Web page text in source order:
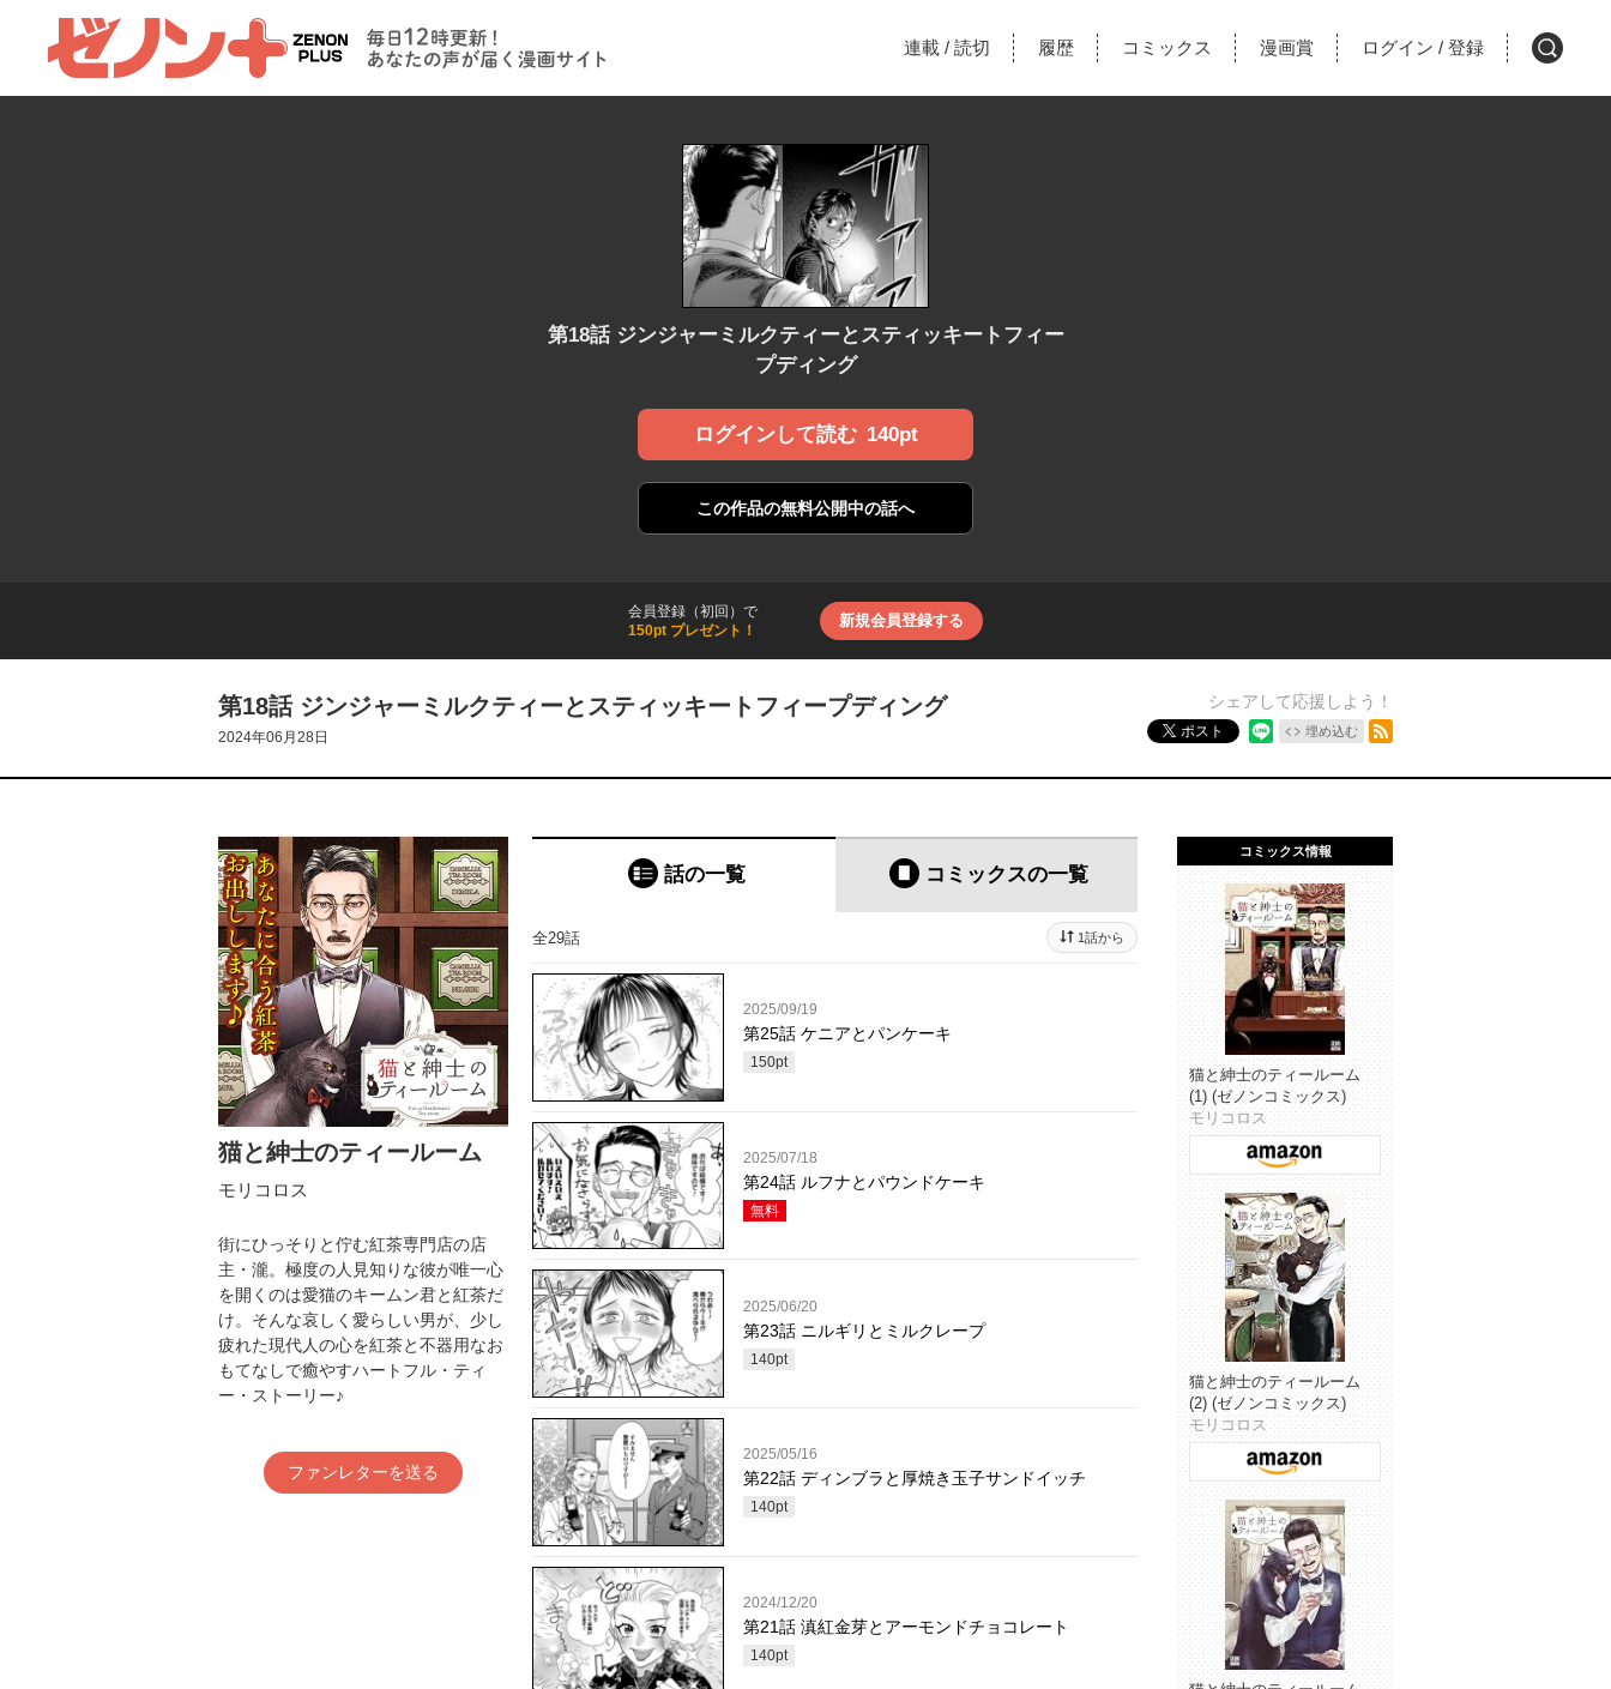
ゼノンプラス
毎日12時更新！あな
連載 / 読切 履歴 コミックス 漫画賞 ログイン / 登録 検
第18話 ジンジャーミルクティーとスティッキートフィー
プディング
ログインして読む 140pt
この作品の無料公開中の話へ
会員登録（初回）で
150pt プレゼント！
新規会員登録する
第18話 ジンジャーミルクティーとスティッキートフィープディング
2024年06月28日
シェアして応援しよう！
ポスト 埋め込む
猫と紳士のティールーム
モリコロス
街にひっそりと佇む紅茶専門店の店
主・瀧。極度の人見知りな彼が唯一心
を開くのは愛猫のキームン君と紅茶だ
け。そんな哀しく愛らしい男が、少し
疲れた現代人の心を紅茶と不器用なお
もてなしで癒やすハートフル・ティ
ー・ストーリー♪
ファンレターを送る
話の一覧 コミックスの一覧
全29話 1話から
2025/09/19
第25話 ケニアとパンケーキ
150pt
2025/07/18
第24話 ルフナとパウンドケーキ
無料
2025/06/20
第23話 ニルギリとミルクレープ
140pt
2025/05/16
第22話 ディンブラと厚焼き玉子サンドイッチ
140pt
2024/12/20
第21話 滇紅金芽とアーモンドチョコレート
140pt
コミックス情報
猫と紳士のティールーム
(1) (ゼノンコミックス)
モリコロス
猫と紳士のティールーム
(2) (ゼノンコミックス)
モリコロス